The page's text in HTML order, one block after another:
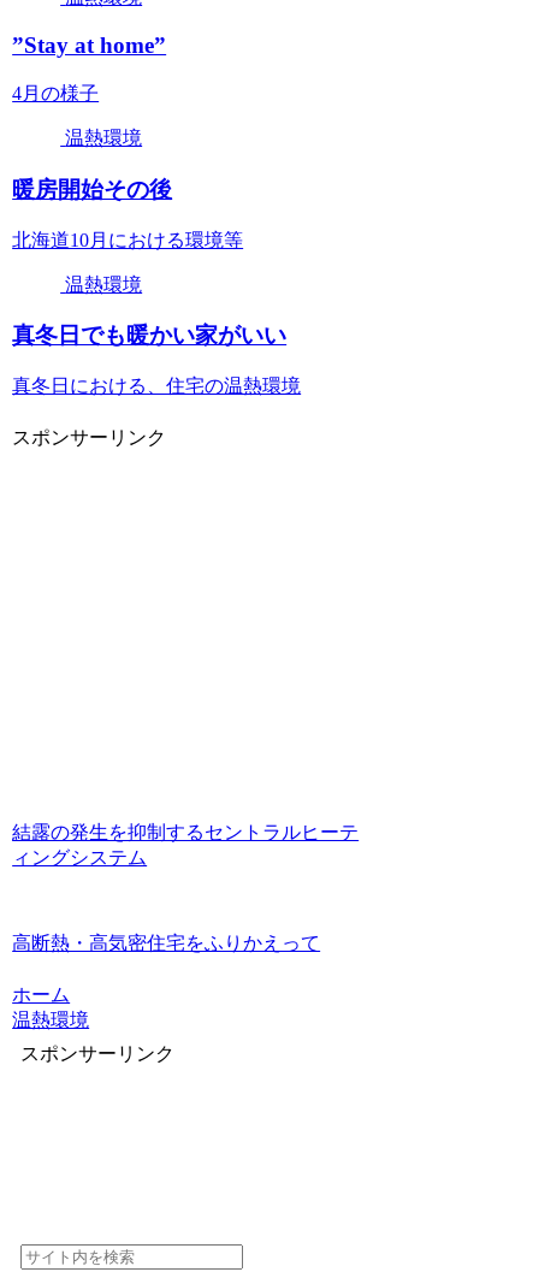
”Stay at home”
4月の様子
温熱環境
暖房開始その後
北海道10月における環境等
温熱環境
真冬日でも暖かい家がいい
真冬日における、住宅の温熱環境
スポンサーリンク
結露の発生を抑制するセントラルヒーテ
ィングシステム
高断熱・高気密住宅をふりかえって
ホーム
温熱環境
スポンサーリンク